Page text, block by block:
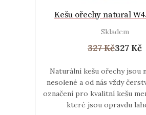
Kešu ořechy natural
Skladem
327 Kč327 Kč
Naturální kešu ořechy jsou
nesolené a od nás vždy
označení pro kvalitní kešu
které jsou opravdu